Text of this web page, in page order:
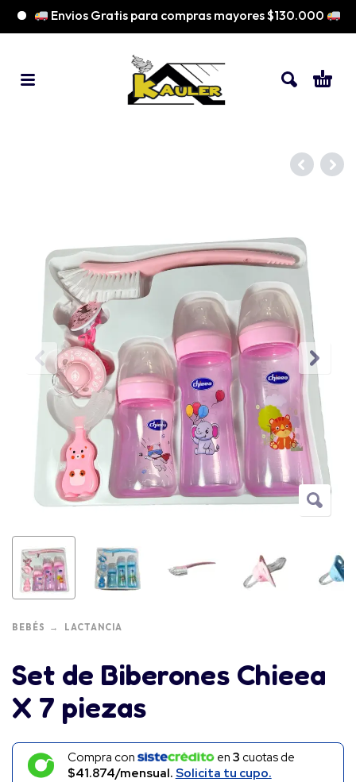
Envios Gratis para compras mayores $130.000
BEBÉS LACTANCIA
Set de Biberones Chieea
X 7 piezas
Compra con en3 cuotas de
$41.874/mensual. Solicita tu cupo.